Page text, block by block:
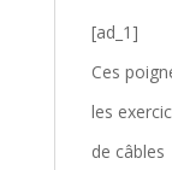
[ad_1]
Ces
les
de câbles